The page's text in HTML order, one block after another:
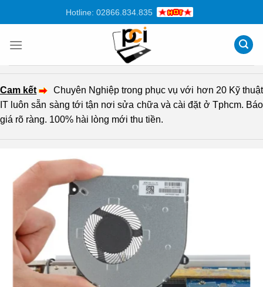
dung
Hotline: 02866.834.835
Cam kết
Chuyên Nghiệp trong phục vụ với hơn 20 Kỹ thuật
IT luôn sẵn sàng tới tận nơi sửa chữa và cài đặt ở Tphcm. Báo
giá rõ ràng. 100% hài lòng mới thu tiền.